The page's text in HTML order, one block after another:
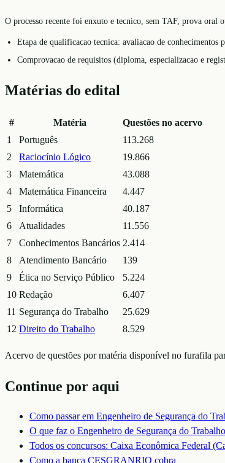
O processo recente foi enxuto e tecnico, sem TAF, prova oral
Etapa de qualificacao tecnica: avaliacao de
Comprovacao de requisitos (diploma, especializacao e
Matérias do edital
# Matéria
Questões no acervo
1
Português
113.268
2
Raciocínio Lógico
19.866
3
Matemática
43.088
4
Matemática Financeira
4.447
5
Informática
40.187
6
Atualidades
11.556
7
Conhecimentos Bancários 2.414
8
Atendimento Bancário
139
9
Ética no Serviço Público
5.224
10 Redação
6.407
11 Segurança do Trabalho
25.629
12 Direito do Trabalho 8.529
Acervo de questões por matéria disponível no furafila
Continue por aqui
Como passar em Engenheiro de Segurança do
O que faz o Engenheiro de Segurança do Trabalho
Todos os concursos: Caixa Econômica Federal
Como a banca CESGRANRIO cobra